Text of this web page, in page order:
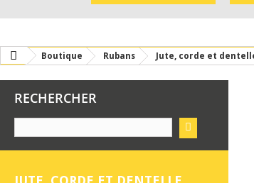
Boutique Rubans Jute, corde et
RECHERCHER